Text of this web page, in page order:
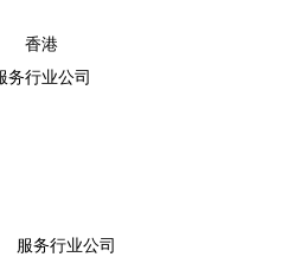
香港
务行业公司
服务行业公司